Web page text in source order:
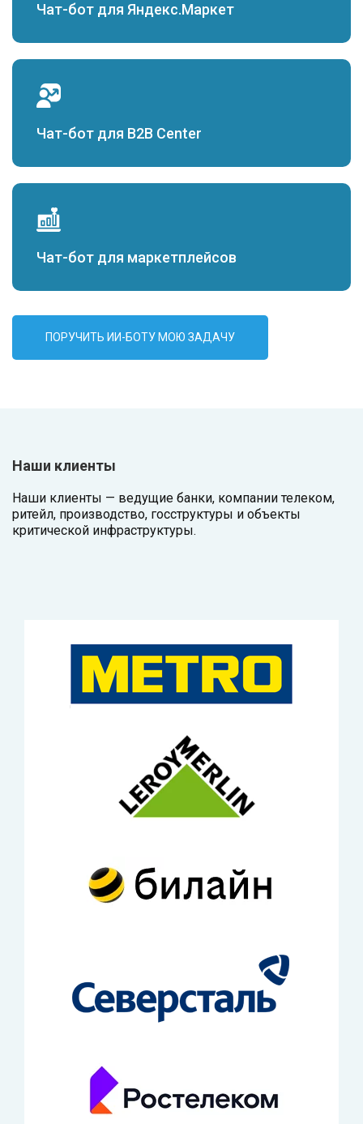
Чат-бот для Яндекс.Маркет
Чат-бот для B2B Center
Чат-бот для маркетплейсов
ПОРУЧИТЬ ИИ-БОТУ МОЮ ЗАДАЧУ
Наши клиенты
Наши клиенты — ведущие банки, компании телеком,
ритейл, производство, госструктуры и объекты
критической инфраструктуры.